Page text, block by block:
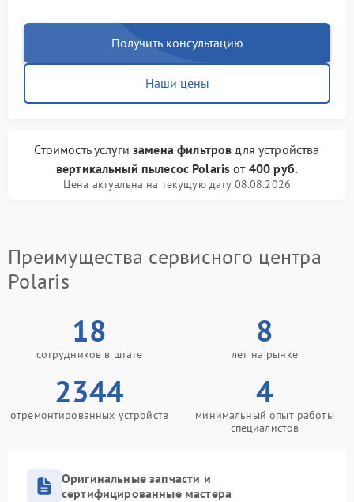
Получить консультацию
Наши цены
Стоимость услугизамена фильтров для устройства
вертикальный пылесос Polaris от 400 руб.
Цена актуальна на текущую дату 08.08.2026
Преимущества сервисного центра
Polaris
18
сотрудников в штате
8
лет на рынке
2344
отремонтированных устройств
4
минимальный опыт работы
специалистов
Оригинальные запчасти и
сертифицированные мастера